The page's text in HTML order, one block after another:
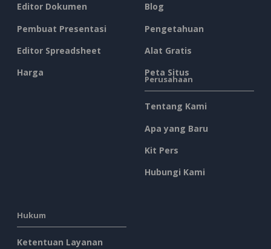
Editor Dokumen
Pembuat Presentasi
Editor Spreadsheet
Harga
Blog
Pengetahuan
Alat Gratis
Peta Situs
Perusahaan
Tentang Kami
Apa yang Baru
Kit Pers
Hubungi Kami
Hukum
Ketentuan Layanan